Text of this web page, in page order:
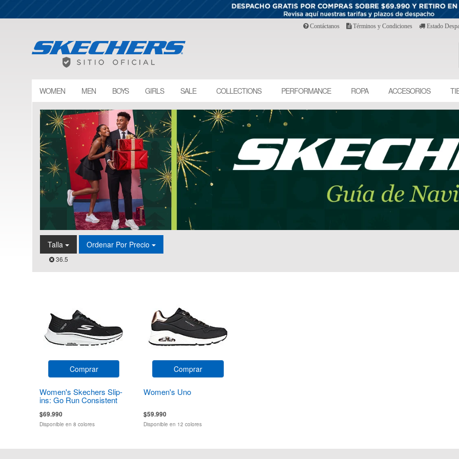
Contáctanos Términos y Condiciones Estado
WOMEN MEN BOYS GIRLS SALE COLLECTIONS PERFORMANCE ROPA ACCESORIOS
Talla
36.5
Ordenar Por Precio
Comprar
Women's Skechers Slip-
ins: Go Run Consistent
$69.990
Disponible en 8 colores
Comprar
Women's Uno
$59.990
Disponible en 12 colores